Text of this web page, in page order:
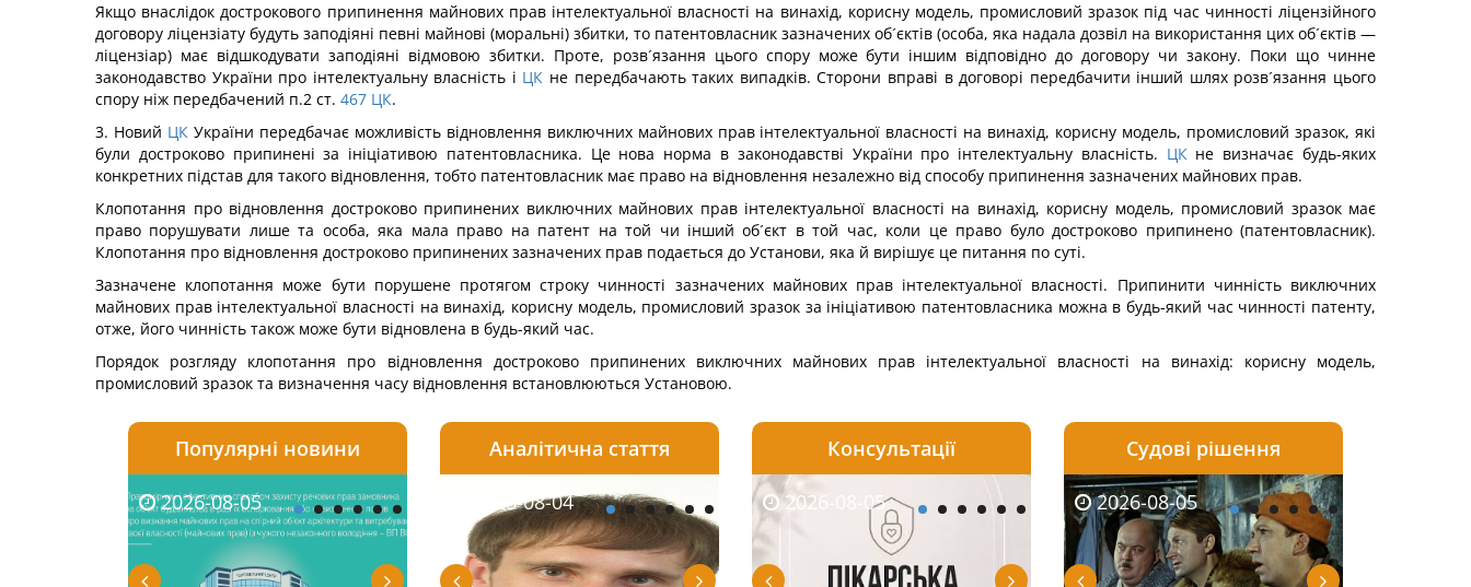
Якщо внаслідок дострокового припинення майнових прав інтелектуальної власності на винахід, корисну модель, промисловий зразок під час чинності ліцензійного
договору ліцензіату будуть заподіяні певні майнові (моральні) збитки, то патентовласник зазначених об´єктів (особа, яка надала дозвіл на використання цих об´єктів —
ліцензіар) має відшкодувати заподіяні відмовою збитки. Проте, розв´язання цього спору може бути іншим відповідно до договору чи закону. Поки що чинне
законодавство України про інтелектуальну власність і ЦК не передбачають таких випадків. Сторони вправі в договорі передбачити інший шлях розв´язання цього
спору ніж передбачений п.2 ст. 467 ЦК.
3. Новий ЦКУкраїни передбачає можливість відновлення виключних майнових прав інтелектуальної власності на винахід, корисну модель, промисловий зразок, які
були достроково припинені за ініціативою патентовласника. Це нова норма в законодавстві України про інтелектуальну власність. ЦКне визначає будь-яких
конкретних підстав для такого відновлення, тобто патентовласник має право на відновлення незалежно від способу припинення зазначених майнових прав.
Клопотання про відновлення достроково припинених виключних майнових прав інтелектуальної власності на винахід, корисну модель, промисловий зразок має
право порушувати лише та особа, яка мала право на патент на той чи інший об´єкт в той час, коли це право було достроково припинено (патентовласник).
Клопотання про відновлення достроково припинених зазначених прав подається до Установи, яка й вирішує це питання по суті.
Зазначене клопотання може бути порушене протягом строку чинності зазначених майнових прав інтелектуальної власності. Припинити чинність виключних
майнових прав інтелектуальної власності на винахід, корисну модель, промисловий зразок за ініціативою патентовласника можна в будь-який час чинності патенту,
отже, його чинність також може бути відновлена в будь-який час.
Порядок розгляду клопотання про відновлення достроково припинених виключних майнових прав інтелектуальної власності на винахід: корисну модель,
промисловий зразок та визначення часу відновлення встановлюються Установою.
Популярні новини
2026-08-05 2026-08-05 2026-08-05 2026-08-04 2026-08-04
Аналітична стаття
2026-08-03 2026-08-04 2026-08-04 2026-08-03 2026-08-03
Консультації
2026-07-23 2026-08-05 2026-08-05 2026-08-05
Судові рішення
2026-07-30 2026-08-05